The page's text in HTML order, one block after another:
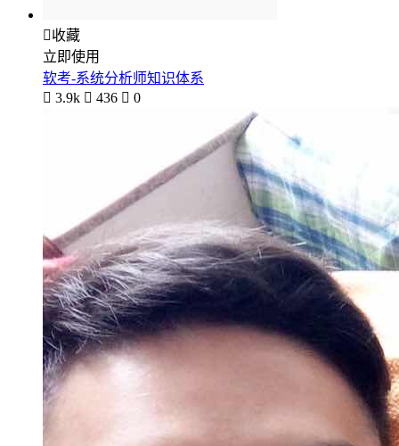
收藏
立即使用
软考-系统分析师知识体系
 3.9k  436  0